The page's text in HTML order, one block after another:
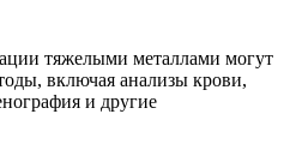
тяжелыми металлами могут
включая анализы крови,
и другие